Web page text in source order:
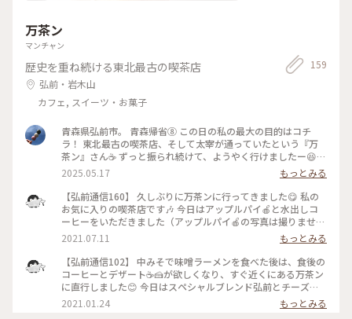
🔹🔹🔸🔹❀🐦✴ 🔸🔸 ✴🐦❀🔹🔸🔹🔹 コチラもことりっぷの投
稿を見て、ぜひ撮りたいなーと思ってました☝ (あおいもりお
さんやkemikemiさんの写真見て、青森の日本海側行ったらマ
スト！と) 狙い目は晴れの夜明けか夕暮れと考えて…。 が、こ
の日は前夜からの雨、昼過ぎにやみその後はくもり空☁☁☁
太陽なくてノーマジックアワー🙅🏻 しかし、前回桜の季節に
は見えなかった岩木山も見れたので、良しとしましょう👍 鶴
影2020年11月2日) #青森県 #鶴田町 #鶴の舞橋 #岩木山 #鷺 #
ひとりっぷ陸奥2020 #クリップしてきた場所 #行き当たりばっ
旅 #私のことりっぷ #秋日和
万茶ン
マンチャン
歴史を重ね続ける東北最古の喫茶店
弘前・岩木山
カフェ, スイーツ・お菓子
159
青森県弘前市。 青森帰省⑧ この日の私の最大の目的はコチ
ラ！ 東北最古の喫茶店、そして太宰が通っていたという『万
茶ン』さん☕️ ずっと振られ続けて、ようやく行けましたー😆
・ 行くたびに定休日や臨時休業に当たってしまい、その後は
長期休業になり、そのまま閉店してしまうかもしれないとの話
もあり… 行けることなく終わってしまうのか😭と思っていた
ところ… 現在の店主さんが引き継いでくれて、お店継続となり
ました😆 ・ こちらで太宰ブレンドを飲みながらアップルパイ
を頬張るのを夢見ていたのです😌 念願かなって大満足でした✨
・ おそらく当時の雰囲気とは少し違ってるとは思いますが。
・ 2025.5.5📝 ・ #青森さんぽ #青森カフェ #アップルパイ
2025.05.17
もっとみる
【弘前通信160】 久しぶりに万茶ンに行ってきました😋 私の
お気に入りの喫茶店です🎶 今日はアップルパイ🍎と水出しコ
ーヒーをいただきました（アップルパイ🍎の写真は撮りません
でした🤣）。 ここ万茶ンはマスターが気さくな方で、先客の
常連さんが帰ったあと、話しかけて来てくれました😄 単身赴
任で一年前に弘前に来ていること、最近、あちこちに遠出して
いることを話したら、行く場所に迷った時は聞きに来てと。
なんでも穴場スポットを教えてくれるとか。 私も常連さんの
仲間入りかな🥳 まだ10回も行ってないけど(笑) #夏色さがし #
青森県 #弘前 #喫茶店 #万茶ン #アップルパイ #水出しコーヒー
2021.07.11
もっとみる
【弘前通信102】 中みそで味噌ラーメンを食べた後は、食後の
コーヒーとデザート☕️🍰が欲しくなり、すぐ近くにある万茶ン
に直行しました😊 今日はスペシャルブレンド弘前とチーズケ
ーキのセットに😋 静かな店内でコーヒーとチーズケーキをい
ただきながら、１時間ほど読書をしました。 弘前に来てから
2021.01.24 もっとみる